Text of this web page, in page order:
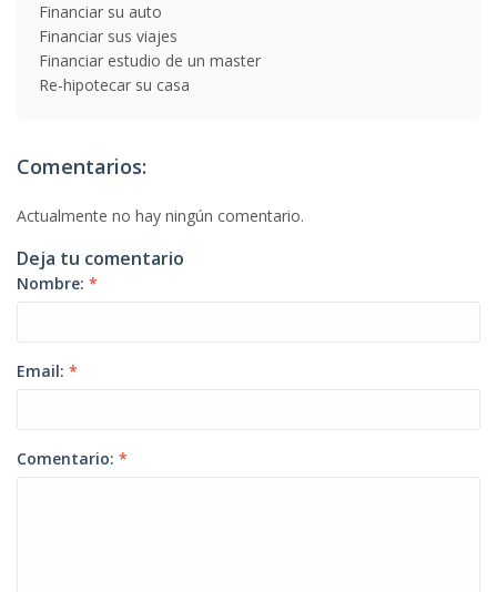
Financiar su auto
Financiar sus viajes
Financiar estudio de un master
Re-hipotecar su casa
Comentarios:
Actualmente no hay ningún comentario.
Deja tu comentario
Nombre: *
Email: *
Comentario: *